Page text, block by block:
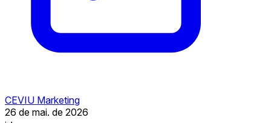
CEVIU Marketing
26 de mai. de 2026